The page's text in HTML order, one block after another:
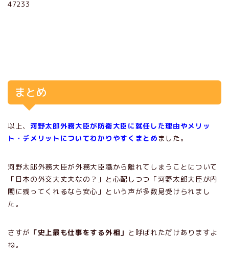
47233
まとめ
以上、 河野太郎外務大臣が防衛大臣に就任した理由やメリッ
ト・デメリットについてわかりやすくまとめました。
河野太郎外務大臣が外務大臣職から離れてしまうことについて
「日本の外交大丈夫なの？」と心配しつつ「河野太郎大臣が内
閣に残ってくれるなら安心」という声が多数見受けられまし
た。
さすが 「史上最も仕事をする外相」 と呼ばれただけありますよ
ね。